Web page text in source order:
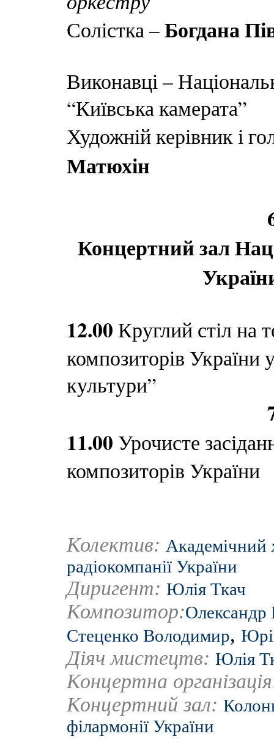
Солістка –Богдана
Виконавці –
“Київська камерата”
Художній керівник і
Матюхін
Концертний зал
12.00 Круглий стіл на
композиторів України
культури”
11.00 Урочисте
композиторів України
Колектив: Академічний
радіокомпанії України
Диригент: Юлія Ткач
Композитор:Олександр
Стеценко Володимир,
Діяч мистецтв: Юлія
Концертна
Концертний зал:
філармонії України